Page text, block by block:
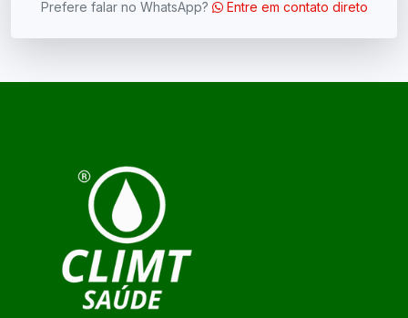
Prefere falar no WhatsApp? Entre em contato direto